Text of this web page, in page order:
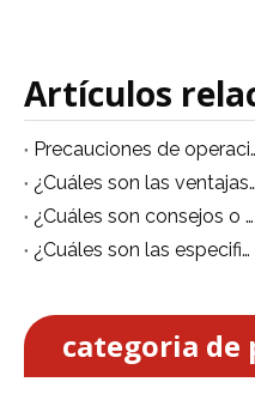
Artículos
Precauciones de operación de
¿Cuáles son las ventajas de los andamios de aleación de aluminio en comparación con los andamios de acero?
¿Cuáles son ​consejos o sugerencias para utilizar un andamio móvil de aluminio?
¿Cuáles son las especificaciones de los andamios de aluminio?
categoria de